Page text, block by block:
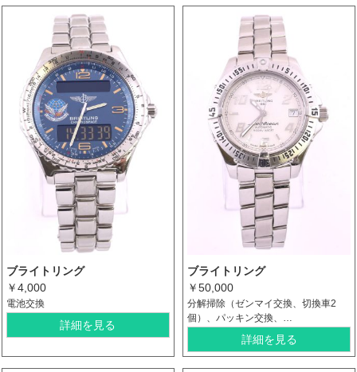
ブライトリング
￥4,000
電池交換
詳細を見る
ブライトリング
￥50,000
分解掃除（ゼンマイ交換、切換車2
個）、パッキン交換、…
詳細を見る